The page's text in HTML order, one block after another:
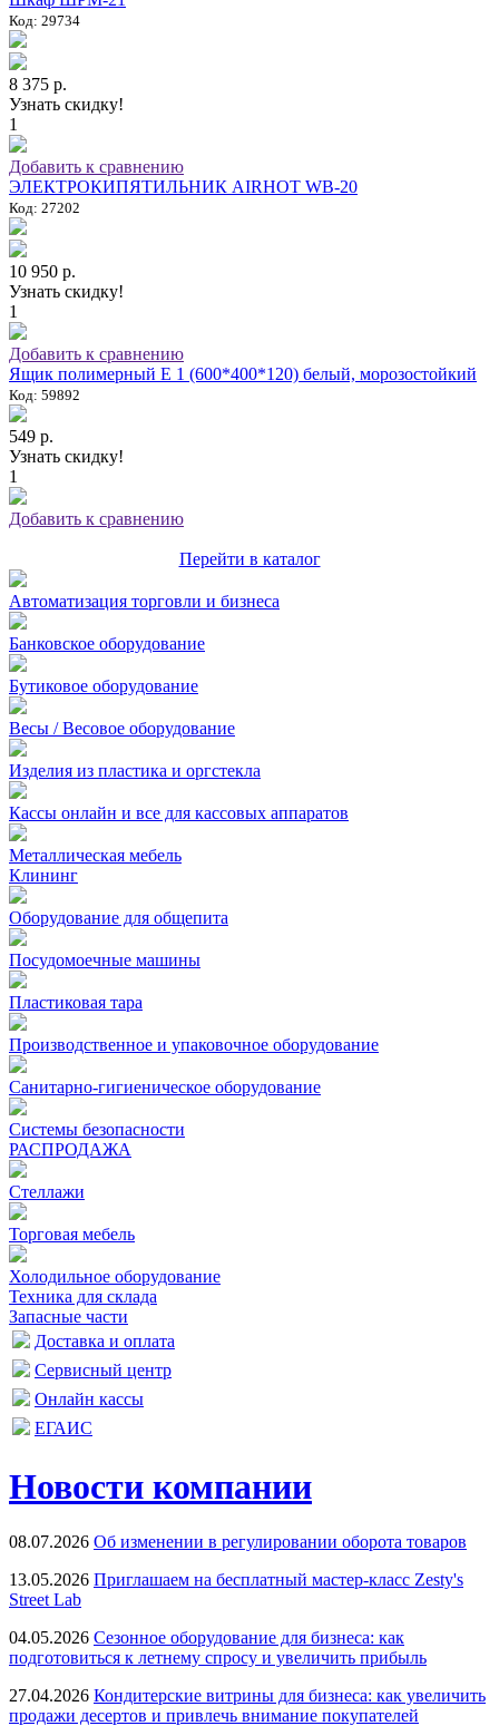
Код: 29734
8 375 р.
Узнать скидку!
1
Добавить к сравнению
ЭЛЕКТРОКИПЯТИЛЬНИК AIRHOT WB-20
Код: 27202
10 950 р.
Узнать скидку!
1
Добавить к сравнению
Ящик полимерный E 1 (600*400*120) белый, морозостойкий
Код: 59892
549 р.
Узнать скидку!
1
Добавить к сравнению
Перейти в каталог
Автоматизация торговли и бизнеса
Банковское оборудование
Бутиковое оборудование
Весы / Весовое оборудование
Изделия из пластика и оргстекла
Кассы онлайн и все для кассовых аппаратов
Металлическая мебель
Клининг
Оборудование для общепита
Посудомоечные машины
Пластиковая тара
Производственное и упаковочное оборудование
Санитарно-гигиеническое оборудование
Системы безопасности
РАСПРОДАЖА
Стеллажи
Торговая мебель
Холодильное оборудование
Техника для склада
Запасные части
Доставка и оплата
Сервисный центр
Онлайн кассы
ЕГАИС
Новости компании
08.07.2026 Об изменении в регулировании оборота товаров
13.05.2026 Приглашаем на бесплатный мастер-класс Zesty's
Street Lab
04.05.2026 Сезонное оборудование для бизнеса: как
подготовиться к летнему спросу и увеличить прибыль
27.04.2026 Кондитерские витрины для бизнеса: как увеличить
продажи десертов и привлечь внимание покупателей